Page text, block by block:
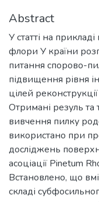
Abstract
У статті на
флори У країни
питання спорово-
підвищення рівня
цілей
Отримані резуль та
вивчення пилку
використано при
досліджень
асоціації Pinetum
Встановлено, що
складі